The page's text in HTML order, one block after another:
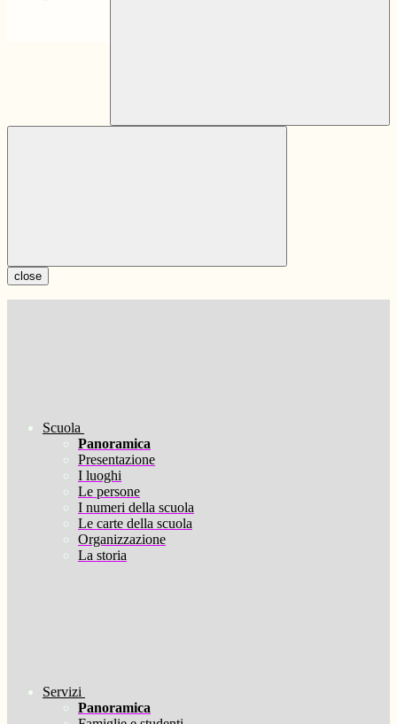
close
Scuola
Panoramica
Presentazione
I luoghi
Le persone
I numeri della scuola
Le carte della scuola
Organizzazione
La storia
Servizi
Panoramica